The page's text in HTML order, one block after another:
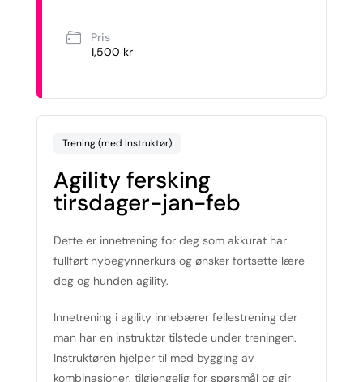
Pris
1,500 kr
Trening (med Instruktør)
Agility fersking
tirsdager-jan-feb
Dette er innetrening for deg som akkurat har
fullført nybegynnerkurs og ønsker fortsette lære
deg og hunden agility.
Innetrening i agility innebærer fellestrening der
man har en instruktør tilstede under treningen.
Instruktøren hjelper til med bygging av
kombinasjoner, tilgjengelig for spørsmål og gir